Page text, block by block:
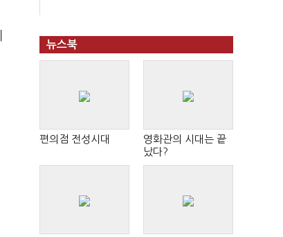
뉴스북
편의점 전성시대
영화관의 시대는 끝
났다?